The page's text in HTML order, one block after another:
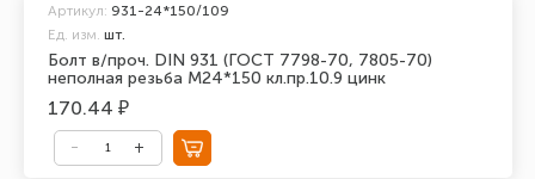
Болт в/проч. DIN 931 (ГОСТ 7798-70, 7805-70)
неполная резьба М24*150 кл.пр.10.9 цинк
Артикул: 931-24*150/109
Ед. изм. шт.
170.44 ₽